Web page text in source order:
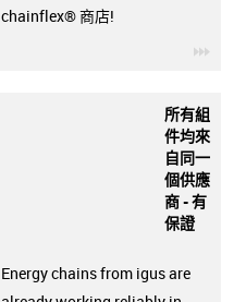
chainflex® 商店!
所有組
件均來
自同一
個供應
商 - 有
保證
Energy chains from igus are